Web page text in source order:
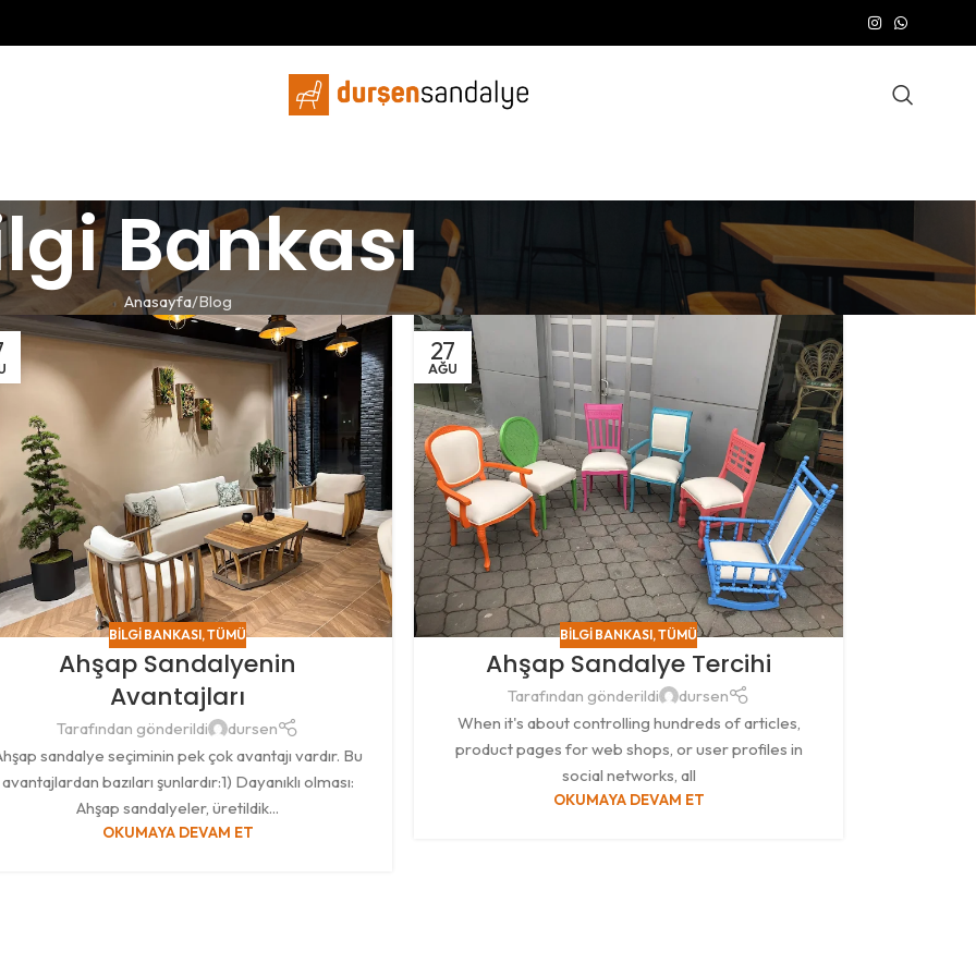
Bankası
Anasayfa Blog
BILGI BANKASI,TÜMÜ
Ahşap Sandalyenin
Avantajları
Tarafından gönderildi
dursen
sandalye seçiminin pek çok avantajı vardır. Bu
avantajlardan bazıları şunlardır:1) Dayanıklı olması:
Ahşap sandalyeler, üretildik...
OKUMAYA DEVAM ET
27
AĞU
BILGI BANKASI,TÜMÜ
Ahşap Sandalye Tercihi
Tarafından gönderildi
dursen
When it's about controlling hundreds of articles,
product pages for web shops, or user profiles in
social networks, all
OKUMAYA DEVAM ET